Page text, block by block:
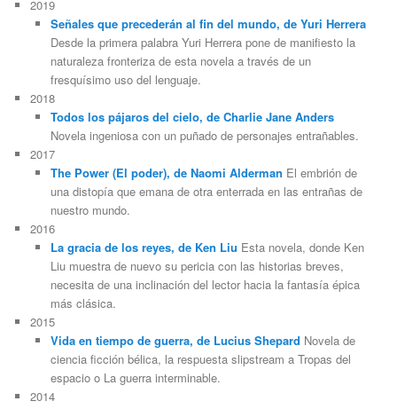
2019
Señales que precederán al fin del mundo, de Yuri Herrera
Desde la primera palabra Yuri Herrera pone de manifiesto la
naturaleza fronteriza de esta novela a través de un
fresquísimo uso del lenguaje.
2018
Todos los pájaros del cielo, de Charlie Jane Anders
Novela ingeniosa con un puñado de personajes entrañables.
2017
The Power (El poder), de Naomi Alderman El embrión de
una distopía que emana de otra enterrada en las entrañas de
nuestro mundo.
2016
La gracia de los reyes, de Ken Liu Esta novela, donde Ken
Liu muestra de nuevo su pericia con las historias breves,
necesita de una inclinación del lector hacia la fantasía épica
más clásica.
2015
Vida en tiempo de guerra, de Lucius Shepard Novela de
ciencia ficción bélica, la respuesta slipstream a Tropas del
espacio o La guerra interminable.
2014